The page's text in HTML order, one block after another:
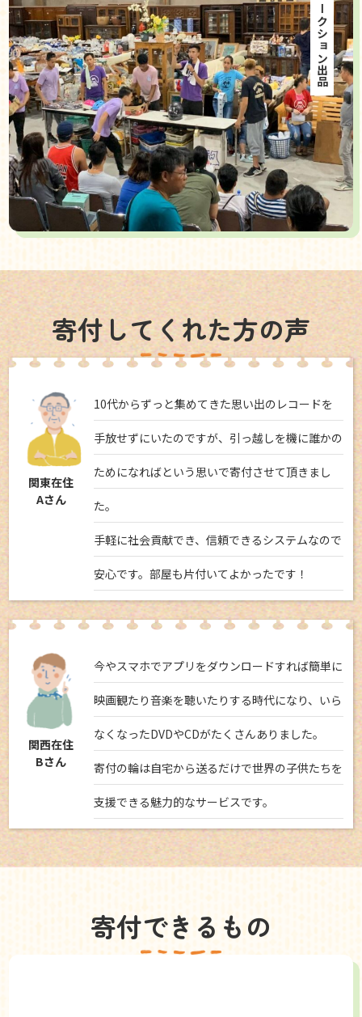
海外オークション出品
寄付してくれた方の声
関東在住
Aさん
10代からずっと集めてきた思い出のレコードを
手放せずにいたのですが、引っ越しを機に誰かの
ためになればという思いで寄付させて頂きまし
た。
手軽に社会貢献でき、信頼できるシステムなので
安心です。部屋も片付いてよかったです！
関西在住
Bさん
今やスマホでアプリをダウンロードすれば簡単に
映画観たり音楽を聴いたりする時代になり、いら
なくなったDVDやCDがたくさんありました。
寄付の輪は自宅から送るだけで世界の子供たちを
支援できる魅力的なサービスです。
寄付できるもの